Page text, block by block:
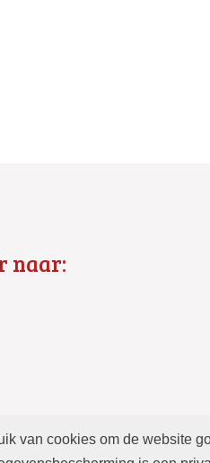
van cookies om de website
naar: